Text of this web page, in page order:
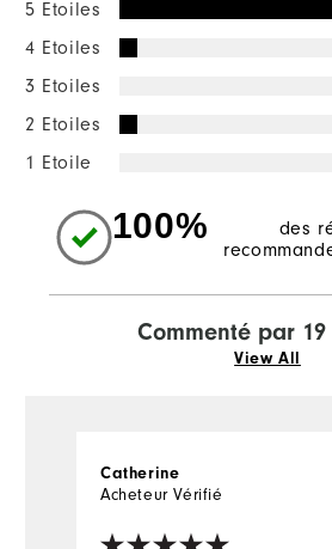
5 Etoiles
4 Etoiles
3 Etoiles
2 Etoiles
1 Etoile
100%
des
Commenté par 19
View All
Catherine
Acheteur Vérifié